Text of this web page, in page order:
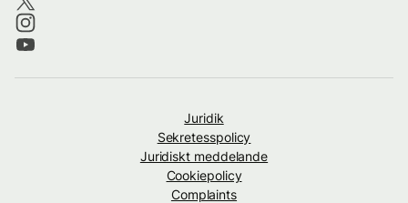
Juridik
Sekretesspolicy
Juridiskt meddelande
Cookiepolicy
Complaints